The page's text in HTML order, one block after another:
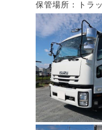
保管場所：トラ